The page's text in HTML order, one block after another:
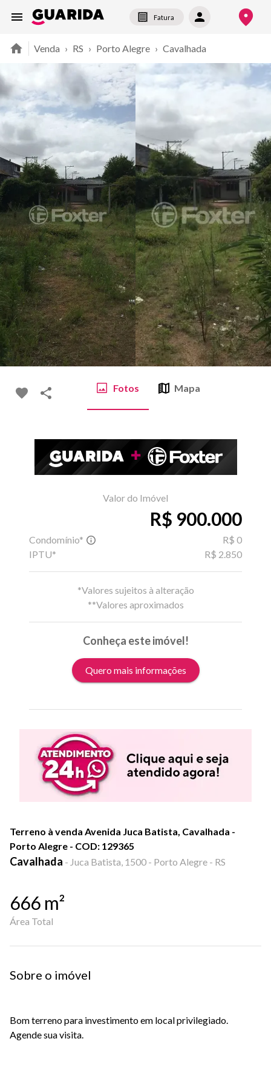
Fatura
Venda › RS › Porto Alegre › Cavalhada
Fotos Mapa
Valor do Imóvel
R$ 900.000
Condomínio*
R$ 0
IPTU*
R$ 2.850
*Valores sujeitos à alteração
**Valores aproximados
Conheça este imóvel!
Quero mais informações
Terreno à venda Avenida Juca Batista, Cavalhada -
Porto Alegre - COD: 129365
Cavalhada - Juca Batista, 1500 - Porto Alegre - RS
666 m²
Área Total
Sobre o imóvel
Bom terreno para investimento em local privilegiado.
Agende sua visita.